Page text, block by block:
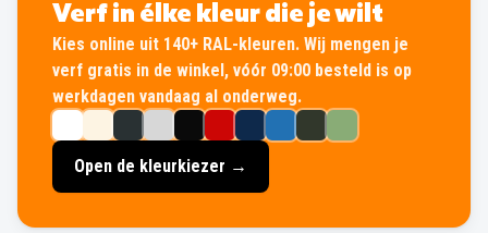
Verf in élke kleur die je wilt
Kies online uit 140+ RAL-kleuren. Wij mengen je
verf gratis in de winkel, vóór 09:00 besteld is op
werkdagen vandaag al onderweg.
Open de kleurkiezer →